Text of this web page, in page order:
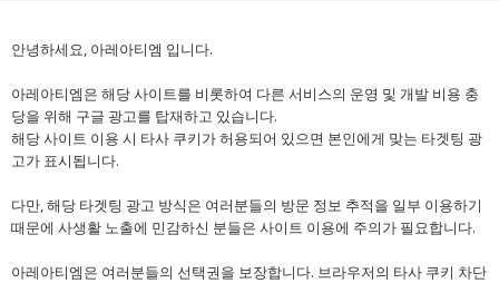
안녕하세요, 아레아티엠 입니다.
아레아티엠은 해당 사이트를 비롯하여 다른 서비스의 운영 및 개발 비용 충
당을 위해 구글 광고를 탑재하고 있습니다.
해당 사이트 이용 시 타사 쿠키가 허용되어 있으면 본인에게 맞는 타겟팅 광
고가 표시됩니다.
다만, 해당 타겟팅 광고 방식은 여러분들의 방문 정보 추적을 일부 이용하기
때문에 사생활 노출에 민감하신 분들은 사이트 이용에 주의가 필요합니다.
아레아티엠은 여러분들의 선택권을 보장합니다. 브라우저의 타사 쿠키 차단